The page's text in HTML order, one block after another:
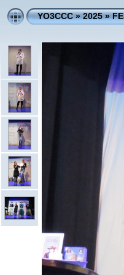
YO3CCC»2025»